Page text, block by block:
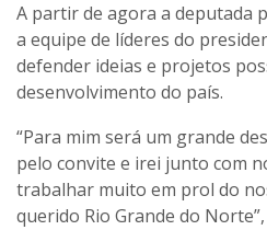
A partir de agora a deputada
a equipe de líderes do
defender ideias e projetos
desenvolvimento do país.
“Para mim será um grande
pelo convite e irei junto com
trabalhar muito em prol do
querido Rio Grande do